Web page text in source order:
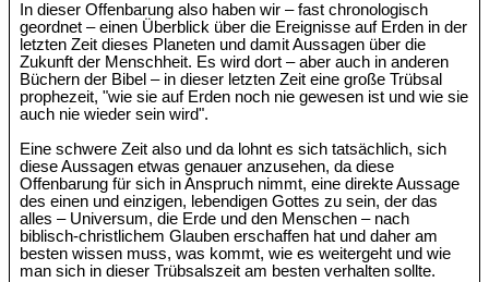
In dieser Offenbarung also haben wir – fast chronologisch
geordnet – einen Überblick über die Ereignisse auf Erden in der
letzten Zeit dieses Planeten und damit Aussagen über die
Zukunft der Menschheit. Es wird dort – aber auch in anderen
Büchern der Bibel – in dieser letzten Zeit eine große Trübsal
prophezeit, "wie sie auf Erden noch nie gewesen ist und wie sie
auch nie wieder sein wird".
Eine schwere Zeit also und da lohnt es sich tatsächlich, sich
diese Aussagen etwas genauer anzusehen, da diese
Offenbarung für sich in Anspruch nimmt, eine direkte Aussage
des einen und einzigen, lebendigen Gottes zu sein, der das
alles – Universum, die Erde und den Menschen – nach
biblisch-christlichem Glauben erschaffen hat und daher am
besten wissen muss, was kommt, wie es weitergeht und wie
man sich in dieser Trübsalszeit am besten verhalten sollte.